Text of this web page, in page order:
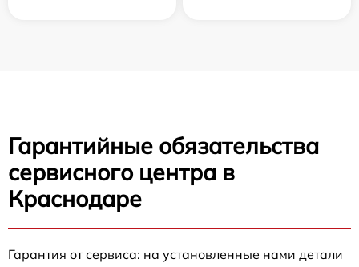
Гарантийные обязательства
сервисного центра в
Краснодаре
Гарантия от сервиса: на установленные нами детали